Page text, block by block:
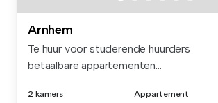
Arnhem
Te huur voor studerende huurders
betaalbare appartementen...
2 kamers Appartement